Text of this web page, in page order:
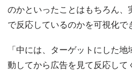
のかといったことはもちろん、
で反応しているのかを可視化で
「中には、ターゲットにした
動してから広告を見て反応して